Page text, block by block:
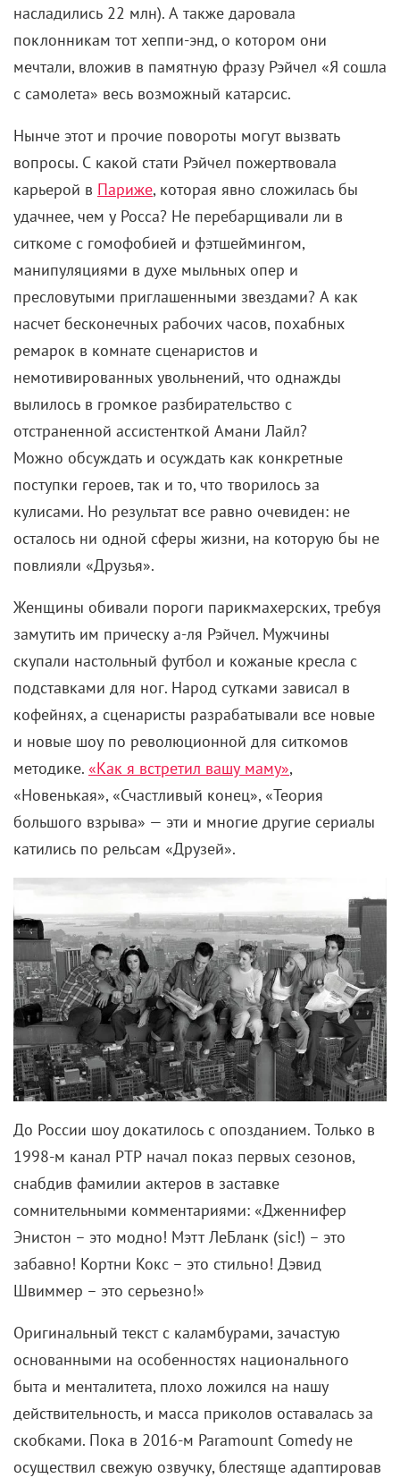
отстраненной ассистенткой Амани Лайл?
Можно обсуждать и осуждать как конкретные
поступки героев, так и то, что творилось за
кулисами. Но результат все равно очевиден: не
повлияли «Друзья».
Женщины обивали пороги парикмахерских, требуя
замутить им прическу а-ля Рэйчел. Мужчины
скупали настольный футбол и кожаные кресла с
подставками для ног. Народ сутками зависал в
кофейнях, а сценаристы разрабатывали все новые
и новые шоу по революционной для ситкомов
методике. «Как я встретил вашу маму»
«Новенькая», «Счастливый конец», «Теория
большого взрыва» — эти и многие другие сериалы
катились по рельсам «Друзей».
До России шоу докатилось с опозданием. Только в
1998-м канал РТР начал показ первых сезонов,
снабдив фамилии актеров в заставке
сомнительными комментариями: «Дженнифер
Энистон – это модно! Мэтт ЛеБланк (sic!) – это
забавно! Кортни Кокс – это стильно! Дэвид
Оригинальный текст с каламбурами, зачастую
основанными на особенностях национального
быта и менталитета, плохо ложился на нашу
действительность, и масса приколов оставалась за
скобками. Пока в 2016-м Paramount Comedy не
осуществил свежую озвучку, блестяще адаптировав
исходный юмор. Теперь стало ясно, почему
невидимые люди за кадром так громко хохочут
над каждой репликой!
«Друзей» по-прежнему обожают не только у нас и
на Западе, но и в Индии, Пакистане, Китае,
Бразилии, ОАЭ… Прошли годы с тех пор, как
шестерка товарищей рассталась с ключами от
квартиры, видевшей столько смеха и слез. Но
сериал остается универсальной панацеей,
поскольку вновь и вновь переносит нас в мир, где
есть настоящая любовь без грязи и подлости. Где
без конца думают, болтают, шутят о сексе, но не
опускаются до грубой похабщины. Где могут
злиться и ссориться, пакостничать и язвить, но
ненависть в свою жизнь не впускают.